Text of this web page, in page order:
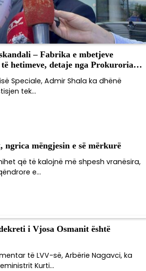
– Fabrika e mbetjeve
të hetimeve, detaje nga Prokuroria…
Speciale, Admir Shala ka dhënë
tek…
mëngjesin e së mërkurë
që të kalojnë më shpesh vranësira,
e…
i Vjosa Osmanit është
të LVV-së, Arbërie Nagavci, ka
Kurti…